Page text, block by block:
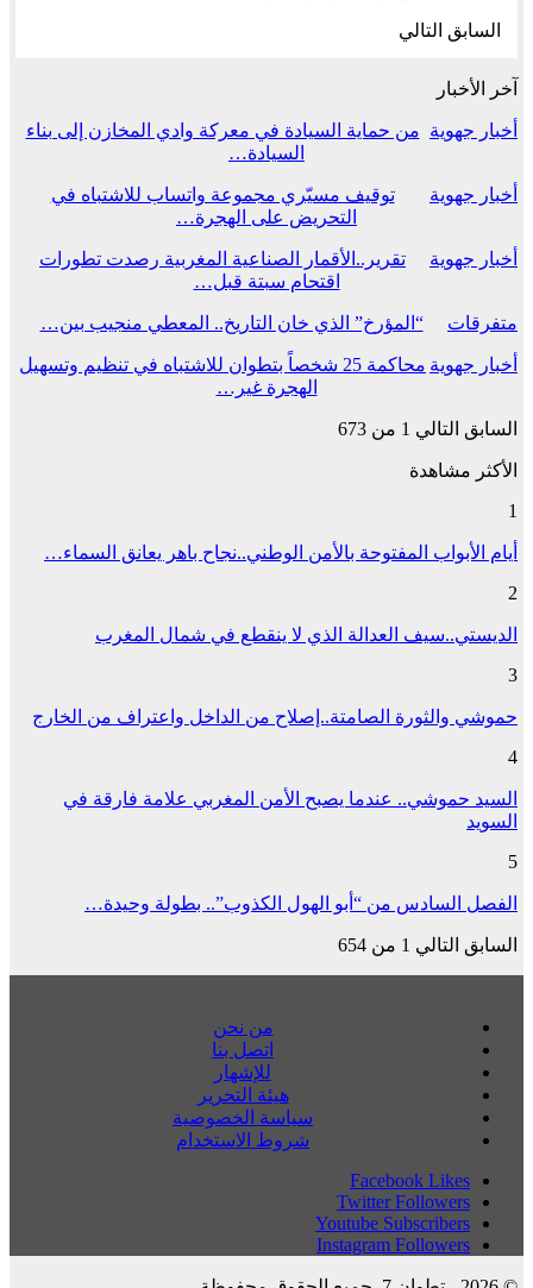
السابق التالي
آخر الأخبار
أخبار جهوية من حماية السيادة في معركة وادي المخازن إلى بناء
السيادة…
أخبار جهوية
توقيف مسيّري مجموعة واتساب للاشتباه في
التحريض على الهجرة…
أخبار جهوية
تقرير..الأقمار الصناعية المغربية رصدت تطورات
اقتحام سبتة قبل…
متفرقات “المؤرخ” الذي خان التاريخ.. المعطي منجيب بين…
أخبار جهوية
محاكمة 25 شخصاً بتطوان للاشتباه في تنظيم وتسهيل
الهجرة غير…
السابق التالي 1 من 673
الأكثر مشاهدة
1
أيام الأبواب المفتوحة بالأمن الوطني..نجاح باهر يعانق السماء…
2
الديستي..سيف العدالة الذي لا ينقطع في شمال المغرب
3
حموشي والثورة الصامتة..إصلاح من الداخل واعتراف من الخارج
4
السيد حموشي.. عندما يصبح الأمن المغربي علامة فارقة في
السويد
5
الفصل السادس من “أبو الهول الكذوب”.. بطولة وحيدة…
السابق التالي 1 من 654
من نحن
اتصل بنا
للإشهار
هيئة التحرير
سياسة الخصوصية
شروط الاستخدام
Facebook Likes
Twitter Followers
Youtube Subscribers
Instagram Followers